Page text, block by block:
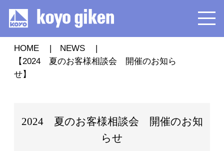
HOME
NEWS
【2024 夏のお客様相談会 開催のお知ら
せ】
2024 夏のお客様相談会 開催のお知
らせ